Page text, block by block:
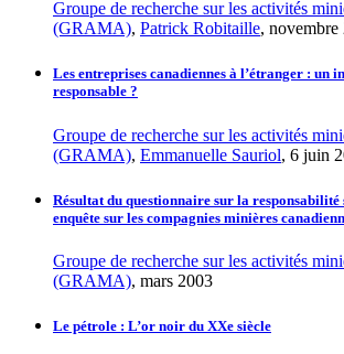
Groupe de recherche sur les activités
(GRAMA), Patrick Robitaille, novembre
Les entreprises canadiennes à l’étranger : un
responsable ?
Groupe de recherche sur les activités
(GRAMA), Emmanuelle Sauriol, 6 juin
Résultat du questionnaire sur la
enquête sur les compagnies minières
Groupe de recherche sur les activités
(GRAMA), mars 2003
Le pétrole : L’or noir du XXe siècle